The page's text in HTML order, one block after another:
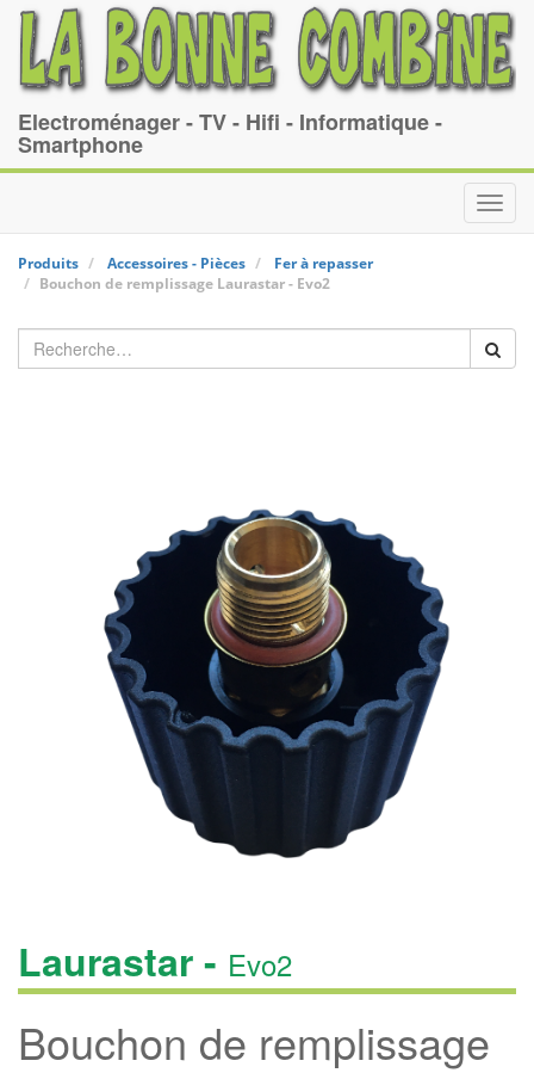
Electroménager - TV - Hifi - Informatique -
Smartphone
Produits Accessoires - Pièces
Fer à repasser
Bouchon de remplissage Laurastar- Evo2
Laurastar - Evo2
Bouchon de remplissage